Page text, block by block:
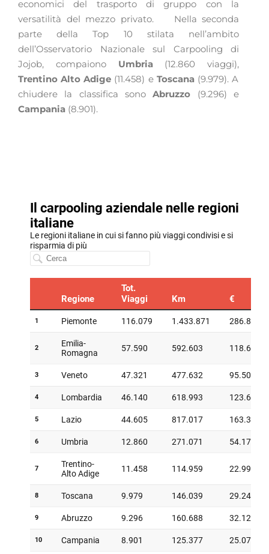
economici del trasporto di gruppo con la
versatilità del mezzo privato.
Nella seconda
parte della Top 10 stilata nell’ambito
dell’Osservatorio Nazionale sul Carpooling di
Jojob, compaiono Umbria(12.860 viaggi),
Trentino Alto Adige (11.458) eToscana (9.979). A
chiudere la classifica sonoAbruzzo (9.296) e
Campania (8.901).